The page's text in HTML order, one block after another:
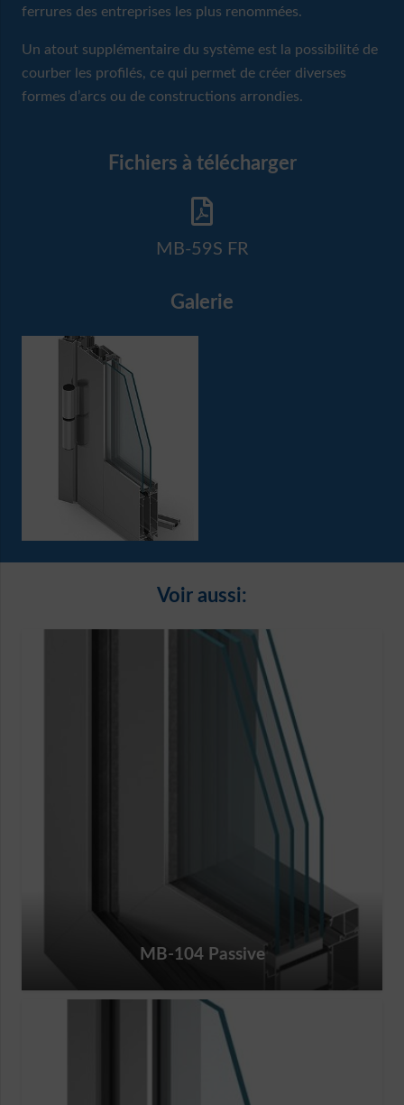
ferrures des entreprises les plus renommées.
Un atout supplémentaire du système est la possibilité de
courber les profilés, ce qui permet de créer diverses
formes d’arcs ou de constructions arrondies.
Fichiers à télécharger
MB-59S FR
Galerie
Voir aussi:
MB-104 Passive